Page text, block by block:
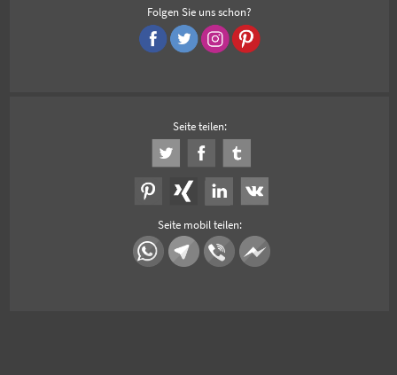
Folgen Sie uns schon?
Seite teilen:
Seite mobil teilen: